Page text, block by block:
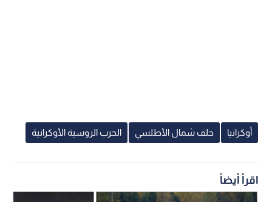
أوكرانيا حلف شمال الأطلسي الحرب الروسية الأوكرانية
اقرأ أيضاً